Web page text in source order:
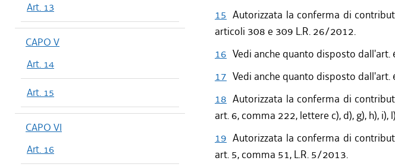
Art. 13
CAPO V
Art. 14
Art. 15
CAPO VI
Art. 16
15 Autorizzata la conferma di
articoli 308 e 309 L.R. 26/2012.
16 Vedi anche quanto disposto dall'art.
17 Vedi anche quanto disposto dall'art.
18 Autorizzata la conferma di
art. 6, comma 222, lettere c), d), g), h), i),
19 Autorizzata la conferma di
art. 5, comma 51, L.R. 5/2013.